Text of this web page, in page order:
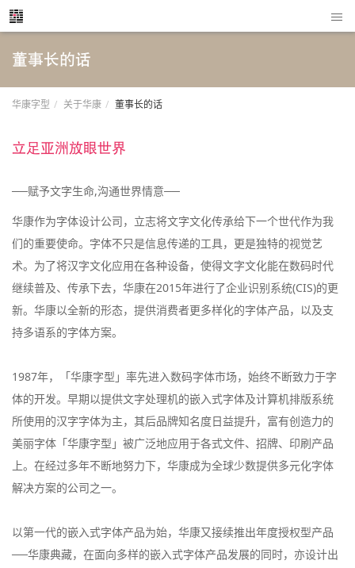
董事长的话
华康字型 关于华康 董事长的话
立足亚洲放眼世界
──赋予文字生命,沟通世界情意──
华康作为字体设计公司，立志将文字文化传承给下一个世代作为我
们的重要使命。字体不只是信息传递的工具，更是独特的视觉艺
术。为了将汉字文化应用在各种设备，使得文字文化能在数码时代
继续普及、传承下去，华康在2015年进行了企业识别系统(CIS)的更
新。华康以全新的形态，提供消费者更多样化的字体产品，以及支
持多语系的字体方案。
1987年，「华康字型」率先进入数码字体市场，始终不断致力于字
体的开发。早期以提供文字处理机的嵌入式字体及计算机排版系统
所使用的汉字字体为主，其后品牌知名度日益提升，富有创造力的
美丽字体「华康字型」被广泛地应用于各式文件、招牌、印刷产品
上。在经过多年不断地努力下，华康成为全球少数提供多元化字体
解决方案的公司之一。
以第一代的嵌入式字体产品为始，华康又接续推出年度授权型产品
──华康典藏，在面向多样的嵌入式字体产品发展的同时，亦设计出